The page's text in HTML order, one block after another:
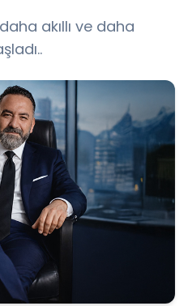
akıllı ve daha